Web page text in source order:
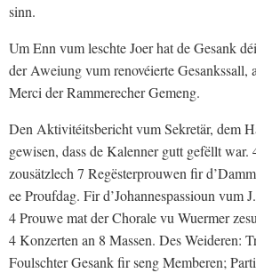
sinn.
Um Enn vum leschte Joer hat de Gesank
der Aweiung vum renovéierte Gesankssall,
Merci der Rammerecher Gemeng.
Den Aktivitéitsbericht vum Sekretär, dem
gewisen, dass de Kalenner gutt gefëllt war.
zousätzlech 7 Regësterprouwen fir
ee Proufdag. Fir d’Johannespassioun vum
4 Prouwe mat der Chorale vu Wuermer
4 Konzerten an 8 Massen. Des Weideren:
Foulschter Gesank fir seng Memberen;